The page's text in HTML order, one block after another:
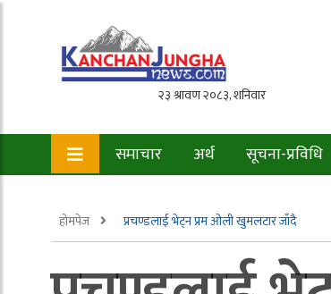
समाचार अर्थ सूचना-प्रविधि
होमपेज प्रचण्डलाई भेट्न प्रम ओली खुमलटार जाँदै